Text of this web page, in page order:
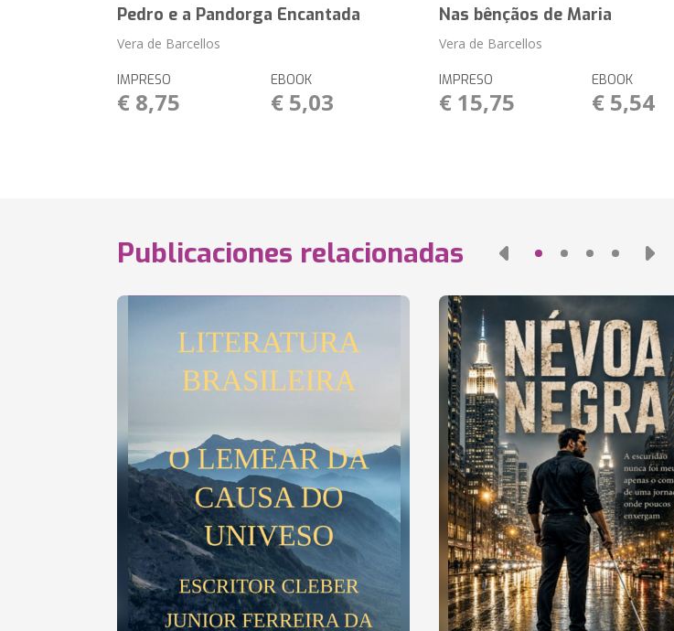
Pedro e a Pandorga Encantada
Vera de Barcellos
IMPRESO
€ 8,75
EBOOK
€ 5,03
Nas bênçãos de Maria
Vera de Barcellos
IMPRESO
€ 15,75
EBOOK
€ 5,54
Publicaciones relacionadas